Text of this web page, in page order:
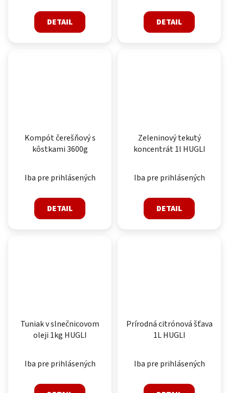
DETAIL DETAIL
Kompót čerešňový s
kôstkami 3600g
Iba pre prihlásených
DETAIL
Zeleninový tekutý
koncentrát 1l HUGLI
Iba pre prihlásených
DETAIL
Tuniak v slnečnicovom
oleji 1kg HUGLI
Iba pre prihlásených
Prírodná citrónová šťava
1L HUGLI
Iba pre prihlásených